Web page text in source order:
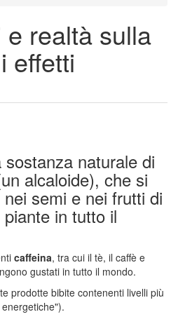
e realtà sulla
effetti
naturale di
alcaloide), che si
semi e nei frutti di
in tutto il
caffeina, tra cui il tè, il caffè e
gustati in tutto il mondo.
prodotte bibite contenenti livelli più